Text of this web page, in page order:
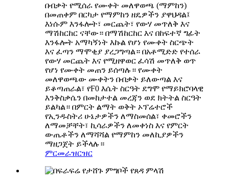
በብቃት የሚሰራ የሙቀት መለዋወጫ (ማምከን)
በመጠቀም በርካታ የማምከን ዘዴዎችን ያዋህዳል፤
እነሱም እንፋሎት፣ መርጨት፣ የውሃ መጥለቅ እና
ማሽከርከር ናቸው። በማሽከርከር እና በከፍተኛ ግፊት
እንፋሎት አማካኝነት እኩል የሆነ የሙቀት ስርጭት
እና ፈጣን ማሞቂያ ያረጋግጣል። በአቶሚድድ የተሰራ
የውሃ መርጨት እና የሚዘዋወር ፈሳሽ መጥለቅ ወጥ
የሆነ የሙቀት መጠን ይሰጣሉ። የሙቀት
መለዋወጫው ሙቀትን በብቃት ይለውጣል እና
ይቆጣጠራል፣ የF0 እሴት ስርዓት ደግሞ የማይክሮባላዊ
እንቅስቃሴን በመከታተል መረጃን ወደ ክትትል ስርዓት
ይልካል። በምርት ልማት ወቅት ኦፕሬተሮች
የኢንዱስትሪ ሁኔታዎችን ለማስመሰል፣ ቀመሮችን
ለማመቻቸት፣ ኪሳራዎችን ለመቀነስ እና የምርት
ውጤቶችን ለማሻሻል የማምከን መለኪያዎችን
ማዘጋጀት ይችላሉ።
ምርመራዝርዝር